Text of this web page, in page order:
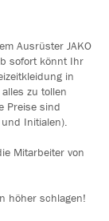
Ausrüster JAKO
sofort könnt Ihr
in
zu tollen
Preise sind
Initialen).
Mitarbeiter von
höher schlagen!